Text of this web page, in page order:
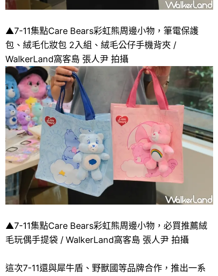
▲7-11集點Care Bears彩虹熊周邊小物，筆電保護
包、絨毛化妝包 2入組、絨毛公仔手機背夾 /
WalkerLand窩客島 張人尹 拍攝
▲7-11集點Care Bears彩虹熊周邊小物，必買推薦絨
毛玩偶手提袋 / WalkerLand窩客島 張人尹 拍攝
這次7-11還與犀牛盾、野獸國等品牌合作，推出一系